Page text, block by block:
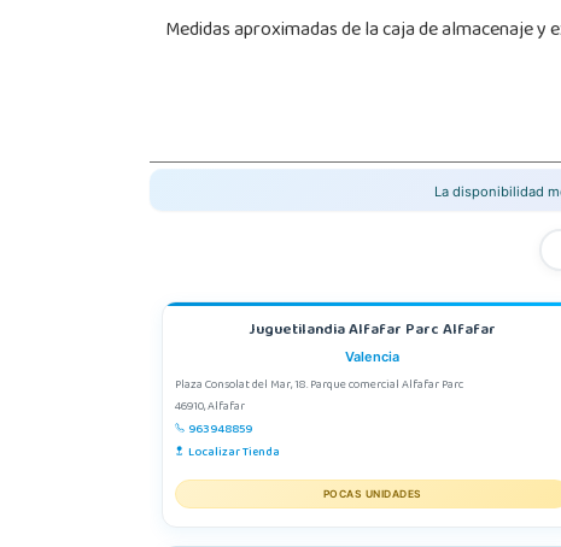
Medidas aproximadas de la caja de almacenaje y
La disponibilidad
Juguetilandia Alfafar Parc Alfafar
Valencia
Plaza Consolat del Mar, 18. Parque comercial Alfafar Parc
46910, Alfafar
963948859
Localizar Tienda
POCAS UNIDADES